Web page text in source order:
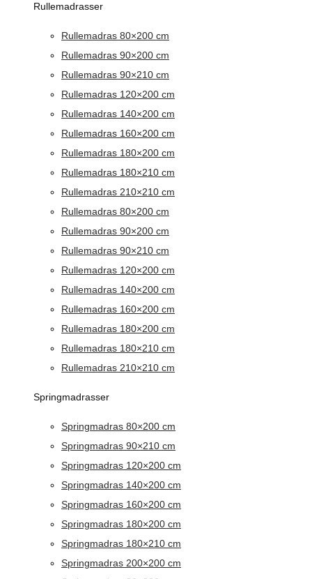
Rullemadrasser
Rullemadras 80×200 cm
Rullemadras 90×200 cm
Rullemadras 90×210 cm
Rullemadras 120×200 cm
Rullemadras 140×200 cm
Rullemadras 160×200 cm
Rullemadras 180×200 cm
Rullemadras 180×210 cm
Rullemadras 210×210 cm
Rullemadras 80×200 cm
Rullemadras 90×200 cm
Rullemadras 90×210 cm
Rullemadras 120×200 cm
Rullemadras 140×200 cm
Rullemadras 160×200 cm
Rullemadras 180×200 cm
Rullemadras 180×210 cm
Rullemadras 210×210 cm
Springmadrasser
Springmadras 80×200 cm
Springmadras 90×210 cm
Springmadras 120×200 cm
Springmadras 140×200 cm
Springmadras 160×200 cm
Springmadras 180×200 cm
Springmadras 180×210 cm
Springmadras 200×200 cm